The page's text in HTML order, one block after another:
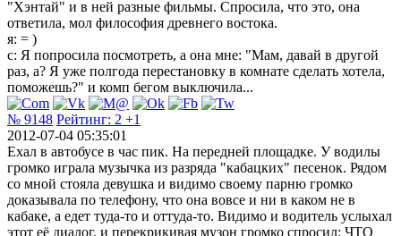
"Хэнтай" и в ней разные фильмы. Спросила, что это, она
ответила, мол философия древнего востока.
я: = )
с: Я попросила посмотреть, а она мне: "Мам, давай в другой
раз, а? Я уже полгода перестановку в комнате сделать хотела,
поможешь?" и комп бегом выключила...
№ 9148 Рейтинг: 2 +1
2012-07-04 05:35:01
Ехал в автобусе в час пик. На передней площадке. У водилы
громко играла музычка из разряда "кабацких" песенок. Рядом
со мной стояла девушка и видимо своему парню громко
доказывала по телефону, что она вовсе и ни в каком не в
кабаке, а едет туда-то и оттуда-то. Видимо и водитель услыхал
этот её диалог, и перекрикивая музон громко спросил: ЧТО